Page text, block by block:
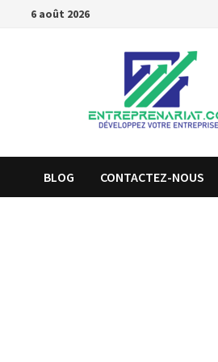
6 août 2026
BLOG CONTACTEZ-NOUS